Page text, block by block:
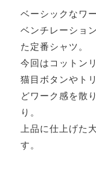
ベーシックなワ
ベンチレーショ
た定番シャツ。
今回はコットン
猫目ボタンやト
どワーク感を散
り。
上品に仕上げた
す。